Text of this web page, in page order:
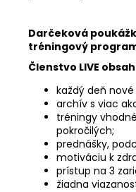
Darčeková
tréningový
Členstvo LIVE
každý deň
archív s viac
tréningy
pokročilých;
prednášky,
motiváciu k
prístup na 3
žiadna